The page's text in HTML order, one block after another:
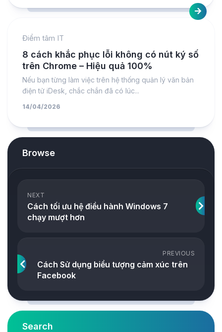
Điểm tâm IT
8 cách khắc phục lỗi không có nút ký số
trên Chrome – Hiệu quả 100%
Nếu bạn từng làm việc trên hệ thống quản lý văn bản
điện tử iDesk, chắc chắn đã có lúc...
14/04/2026
Browse
NEXT
Cách tối ưu hệ điều hành Windows 7
chạy mượt hơn
PREVIOUS
Cách Sử dụng biểu tượng cảm xúc trên
Facebook
Search